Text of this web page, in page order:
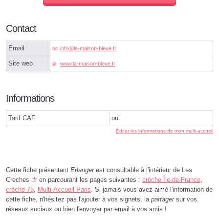
Contact
Email infoⓐla-maison-bleue.fr
Site web www.la-maison-bleue.fr
Informations
Tarif CAF oui
Éditer les informations de mon multi-accueil
Cette fiche présentant Erlangerest consultable à l'intérieur de Les
Creches .fr en parcourant les pages suivantes : crèche Île-de-France
crèche 75
Multi-Accueil Paris . Si jamais vous avez aimé l'information de
cette fiche, n'hésitez pas l'ajouter à vos signets, la partagersur vos
réseaux sociaux ou bien l'envoyer par email à vos amis !